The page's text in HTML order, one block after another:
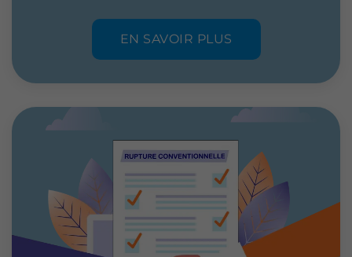
EN SAVOIR PLUS